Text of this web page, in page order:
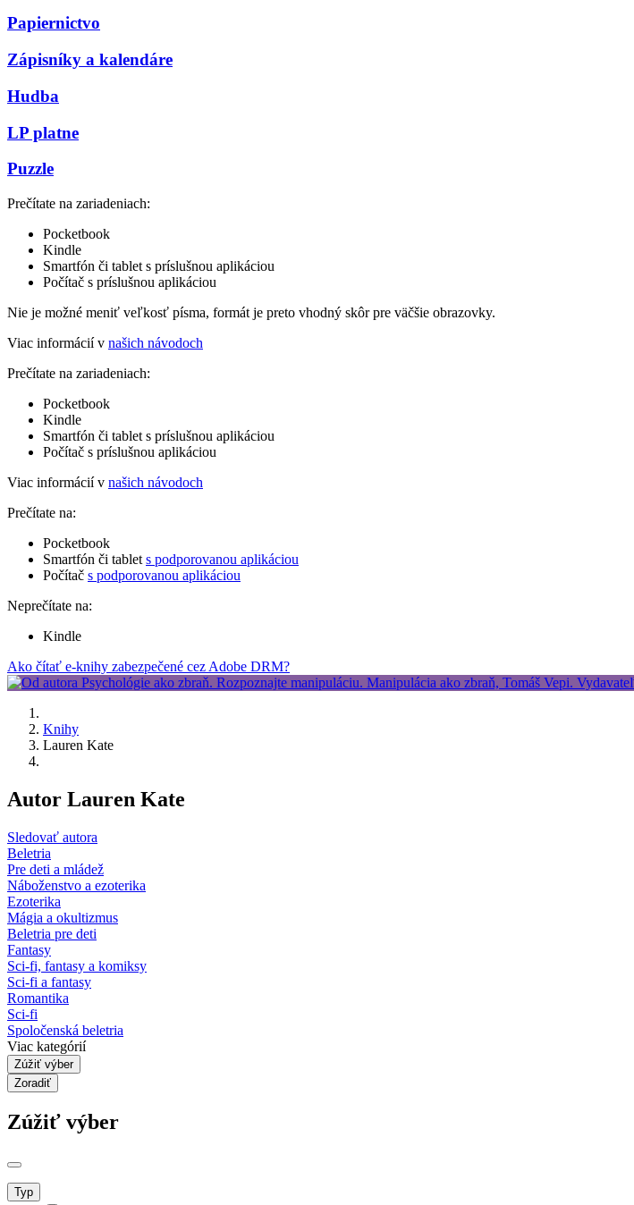
Papiernictvo
Zápisníky a kalendáre
Hudba
LP platne
Puzzle
Prečítate na zariadeniach:
Pocketbook
Kindle
Smartfón či tablet s príslušnou aplikáciou
Počítač s príslušnou aplikáciou
Nie je možné meniť veľkosť písma, formát je preto vhodný skôr pre väčšie obrazovky.
Viac informácií v našich návodoch
Prečítate na zariadeniach:
Pocketbook
Kindle
Smartfón či tablet s príslušnou aplikáciou
Počítač s príslušnou aplikáciou
Viac informácií v našich návodoch
Prečítate na:
Pocketbook
Smartfón či tablet s podporovanou aplikáciou
Počítač s podporovanou aplikáciou
Neprečítate na:
Kindle
Ako čítať e-knihy zabezpečené cez Adobe DRM?
Knihy
Lauren Kate
Autor Lauren Kate
Sledovať autora
Beletria
Pre deti a mládež
Náboženstvo a ezoterika
Ezoterika
Mágia a okultizmus
Beletria pre deti
Fantasy
Sci-fi, fantasy a komiksy
Sci-fi a fantasy
Romantika
Sci-fi
Spoločenská beletria
Viac kategórií
Zúžiť výber
Zoradiť
Zúžiť výber
Typ